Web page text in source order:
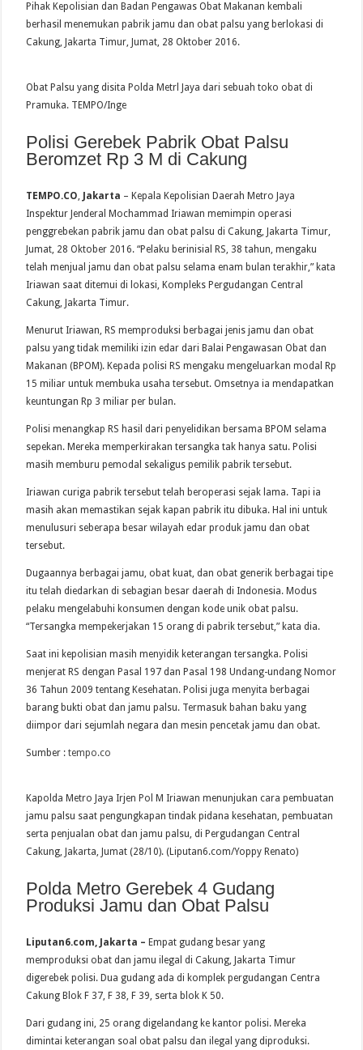
Pihak Kepolisian dan Badan Pengawas Obat Makanan kembali
berhasil menemukan pabrik jamu dan obat palsu yang berlokasi di
Cakung, Jakarta Timur, Jumat, 28 Oktober 2016.
Obat Palsu yang disita Polda Metrl Jaya dari sebuah toko obat di
Pramuka. TEMPO/Inge
Polisi Gerebek Pabrik Obat Palsu
Beromzet Rp 3 M di Cakung
TEMPO.CO, Jakarta – Kepala Kepolisian Daerah Metro Jaya
Inspektur Jenderal Mochammad Iriawan memimpin operasi
penggrebekan pabrik jamu dan obat palsu di Cakung, Jakarta Timur,
Jumat, 28 Oktober 2016. “Pelaku berinisial RS, 38 tahun, mengaku
telah menjual jamu dan obat palsu selama enam bulan terakhir,” kata
Iriawan saat ditemui di lokasi, Kompleks Pergudangan Central
Cakung, Jakarta Timur.
Menurut Iriawan, RS memproduksi berbagai jenis jamu dan obat
palsu yang tidak memiliki izin edar dari Balai Pengawasan Obat dan
Makanan (BPOM). Kepada polisi RS mengaku mengeluarkan modal Rp
15 miliar untuk membuka usaha tersebut. Omsetnya ia mendapatkan
keuntungan Rp 3 miliar per bulan.
Polisi menangkap RS hasil dari penyelidikan bersama BPOM selama
sepekan. Mereka memperkirakan tersangka tak hanya satu. Polisi
masih memburu pemodal sekaligus pemilik pabrik tersebut.
Iriawan curiga pabrik tersebut telah beroperasi sejak lama. Tapi ia
masih akan memastikan sejak kapan pabrik itu dibuka. Hal ini untuk
menulusuri seberapa besar wilayah edar produk jamu dan obat
tersebut.
Dugaannya berbagai jamu, obat kuat, dan obat generik berbagai tipe
itu telah diedarkan di sebagian besar daerah di Indonesia. Modus
pelaku mengelabuhi konsumen dengan kode unik obat palsu.
“Tersangka mempekerjakan 15 orang di pabrik tersebut,” kata dia.
Saat ini kepolisian masih menyidik keterangan tersangka. Polisi
menjerat RS dengan Pasal 197 dan Pasal 198 Undang-undang Nomor
36 Tahun 2009 tentang Kesehatan. Polisi juga menyita berbagai
barang bukti obat dan jamu palsu. Termasuk bahan baku yang
diimpor dari sejumlah negara dan mesin pencetak jamu dan obat.
Sumber :tempo.co
Kapolda Metro Jaya Irjen Pol M Iriawan menunjukan cara pembuatan
jamu palsu saat pengungkapan tindak pidana kesehatan, pembuatan
serta penjualan obat dan jamu palsu, di Pergudangan Central
Cakung, Jakarta, Jumat (28/10). (Liputan6.com/Yoppy Renato)
Polda Metro Gerebek 4 Gudang
Produksi Jamu dan Obat Palsu
Liputan6.com, Jakarta – Empat gudang besar yang
memproduksi obat dan jamu ilegal di Cakung, Jakarta Timur
digerebek polisi. Dua gudang ada di komplek pergudangan Centra
Cakung Blok F 37, F 38, F 39, serta blok K 50.
Dari gudang ini, 25 orang digelandang ke kantor polisi. Mereka
dimintai keterangan soal obat palsu dan ilegal yang diproduksi.